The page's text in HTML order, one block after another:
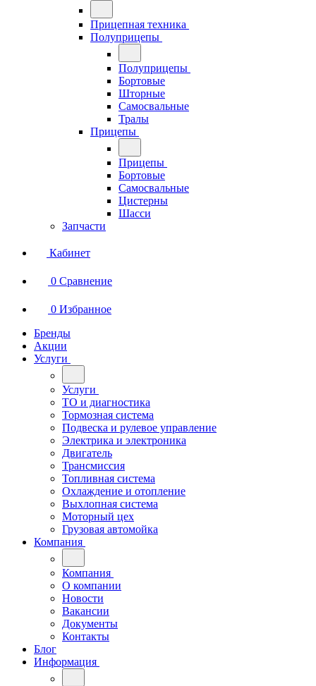
Прицепная техника
Полуприцепы
Полуприцепы
Бортовые
Шторные
Самосвальные
Тралы
Прицепы
Прицепы
Бортовые
Самосвальные
Цистерны
Шасси
Запчасти
Кабинет
0 Сравнение
0 Избранное
Бренды
Акции
Услуги
Услуги
ТО и диагностика
Тормозная система
Подвеска и рулевое управление
Электрика и электроника
Двигатель
Трансмиссия
Топливная система
Охлаждение и отопление
Выхлопная система
Моторный цех
Грузовая автомойка
Компания
Компания
О компании
Новости
Вакансии
Документы
Контакты
Блог
Информация